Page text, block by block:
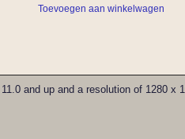
Toevoegen aan winkelwagen
and up and a resolution of 1280 x